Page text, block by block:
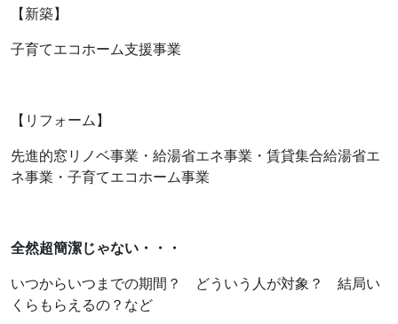
【新築】
子育てエコホーム支援事業
【リフォーム】
先進的窓リノベ事業・給湯省エネ事業・賃貸集合給湯省エ
ネ事業・子育てエコホーム事業
全然超簡潔じゃない・・・
いつからいつまでの期間？ どういう人が対象？ 結局い
くらもらえるの？など